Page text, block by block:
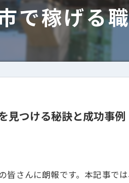
で稼げる
見つける秘訣と成功事例
皆さんに朗報です。本記事で